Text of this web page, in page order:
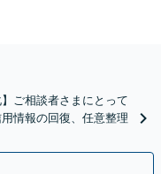
ご相談者さまにとって
情報の回復、任意整理